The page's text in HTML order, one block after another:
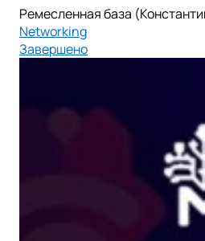
Ремесленная база
Networking
Завершено